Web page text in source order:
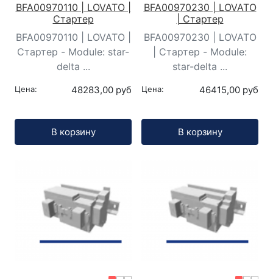
BFA00970110 | LOVATO |
Стартер
BFA00970110 | LOVATO |
Стартер - Module: star-
delta ...
Цена: 48283,00 руб
В корзину
BFA00970230 | LOVATO
| Стартер
BFA00970230 | LOVATO
| Стартер - Module:
star-delta ...
Цена: 46415,00 руб
В корзину